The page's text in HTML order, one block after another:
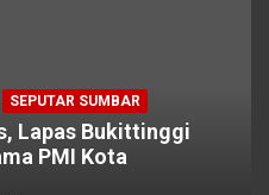
SEPUTAR SUMBAR
Lapas Bukittinggi
PMI Kota